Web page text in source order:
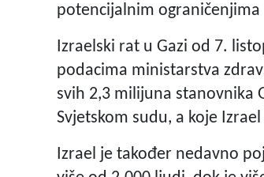
potencijalnim
Izraelski rat u Gazi od 7.
podacima ministarstva
svih 2,3 milijuna stanovnika
Svjetskom sudu, a koje
Izrael je također nedavno